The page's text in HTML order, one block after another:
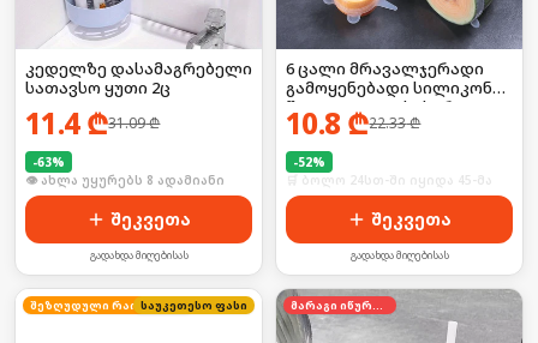
კედელზე დასამაგრებელი
სათავსო ყუთი 2ც
11.4₾31.09₾
-63%
🛒 ბოლო 24სთ-ში იყიდა 16-მა
შეკვეთა
გადახდა მიღებისას
6 ცალი მრავალჯერადი
გამოყენებადი სილიკონის
წელვადი თავსახური
საკვები თასისთვის
10.8 ₾22.33₾
-52%
🛒 ბოლო 24სთ-ში იყიდა 45-მა
შეკვეთა
გადახდა მიღებისას
შეზღუდული რაოდენობა
საუკეთესო ფასი მარაგი იწურება